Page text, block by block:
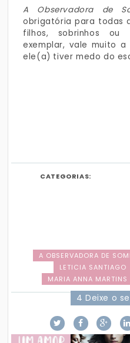
A Observadora de
obrigatória para todas
filhos, sobrinhos ou
exemplar, vale muito a
ele(a) tiver medo do
CATEGORIAS:
A OBSERVADORA DE
LETICIA SANTIAGO
MARIA ANNA MARTINS
4 Deixe o